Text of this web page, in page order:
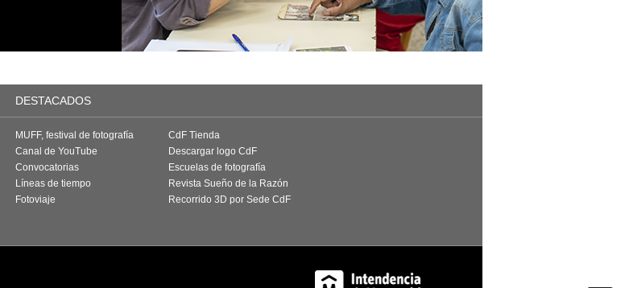
DESTACADOS
MUFF, festival de fotografía
Canal de YouTube
Convocatorias
Líneas de tiempo
Fotoviaje
CdF Tienda
Descargar logo CdF
Escuelas de fotografía
Revista Sueño de la Razón
Recorrido 3D por Sede CdF